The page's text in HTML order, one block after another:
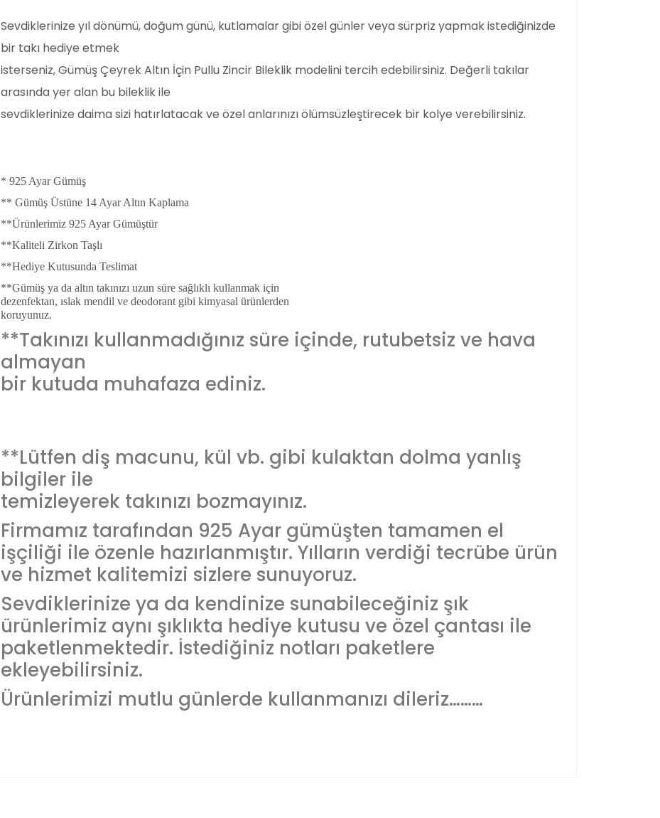
Sevdiklerinize yıl dönümü, doğum günü, kutlamalar gibi özel günler veya sürpriz yapmak istediğinizde
bir takı hediye etmek
isterseniz,Gümüş Çeyrek Altın İçin Pullu Zincir Bileklikmodelini tercih edebilirsiniz. Değerli takılar
arasında yer alan bu bileklik ile
sevdiklerinize daima sizi hatırlatacak ve özel anlarınızı ölümsüzleştirecek bir kolye verebilirsiniz.
* 925 Ayar Gümüş
** Gümüş Üstüne 14 Ayar Altın Kaplama
**Ürünlerimiz 925 Ayar Gümüştür
**Kaliteli Zirkon Taşlı
**Hediye Kutusunda Teslimat
**Gümüş ya da altın takınızı uzun süre sağlıklı kullanmak için
dezenfektan, ıslak mendil ve deodorant gibi kimyasal ürünlerden
koruyunuz.
**Takınızı kullanmadığınız süre içinde, rutubetsiz ve hava
almayan
bir kutuda muhafaza ediniz.
**Lütfen diş macunu, kül vb. gibi kulaktan dolma yanlış
bilgiler ile
temizleyerek takınızı bozmayınız.
Firmamız tarafından 925 Ayar gümüşten tamamen el
işçiliği ile özenle hazırlanmıştır. Yılların verdiği tecrübe ürün
ve hizmet kalitemizi sizlere sunuyoruz.
Sevdiklerinize ya da kendinize sunabileceğiniz şık
ürünlerimiz aynı şıklıkta hediye kutusu ve özel çantası ile
paketlenmektedir. İstediğiniz notları paketlere
ekleyebilirsiniz.
Ürünlerimizi mutlu günlerde kullanmanızı dileriz………